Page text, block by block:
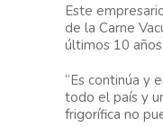
Este
de la Carne
últimos 10
“Es continúa y
todo el país y
frigorífica no